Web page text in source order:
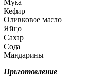
Мука
Кефир
Оливковое масло
Яйцо
Сахар ⠀
Сода
Мандарины
Приготовление